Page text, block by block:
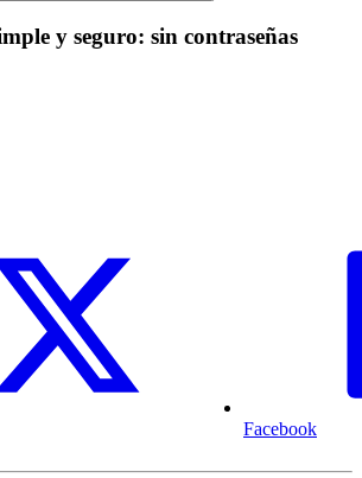
y seguro: sin contraseñas
Facebook